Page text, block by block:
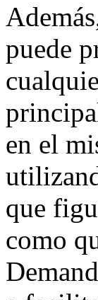
puede
en el
que
como